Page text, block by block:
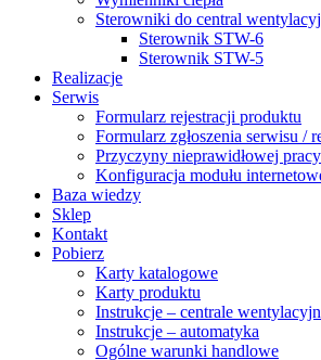
Sterowniki do central
Sterownik STW-6
Sterownik STW-5
Realizacje
Serwis
Formularz rejestracji produktu
Formularz zgłoszenia serwisu /
Przyczyny nieprawidłowej
Konfiguracja modułu
Baza wiedzy
Sklep
Kontakt
Pobierz
Karty katalogowe
Karty produktu
Instrukcje – centrale
Instrukcje – automatyka
Ogólne warunki handlowe